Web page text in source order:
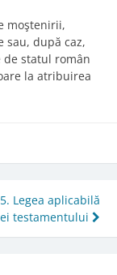
moştenirii,
sau, după caz,
statul român
la atribuirea
Legea aplicabilă
testamentului